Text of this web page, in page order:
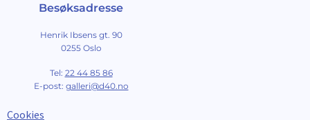
Besøksadresse
Henrik Ibsens gt. 90
0255 Oslo
Tel: 22 44 85 86
E-post: galleri@d40.no
Cookies